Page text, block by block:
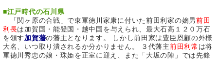
■江戸時代の石川県
「関ヶ原の合戦」で東軍徳川家康に付いた前田利家の嫡男前田
利長は加賀国・能登国・越中国を与えられ、最大石高１２０万石
を領す加賀藩の藩主となります。 しかし前田家は豊臣恩顧の外様
大名、いつ取り潰されるか分かりません。 ３代藩主前田利常 は将
軍徳川秀忠の娘・珠姫を正室に迎え、また「大坂の陣」では先鋒